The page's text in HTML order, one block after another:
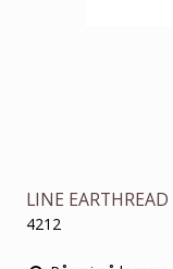
LINE
4212